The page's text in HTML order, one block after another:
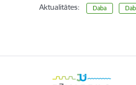
Aktualitātes: Daba